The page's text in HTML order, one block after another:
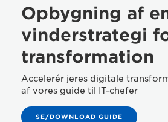
Opbygning af
vinderstrategi
transformation
Accelerér jeres digitale
af vores guide til IT-chefer
SE/DOWNLOAD GUIDE